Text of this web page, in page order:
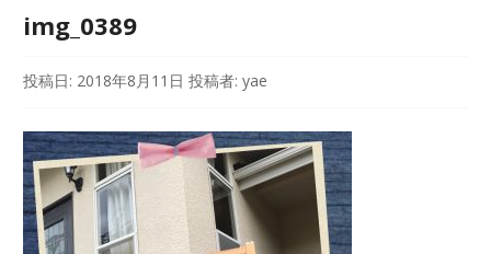
img_0389
投稿日: 2018年8月11日 投稿者:yae